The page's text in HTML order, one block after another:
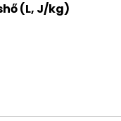
(L, J/kg)